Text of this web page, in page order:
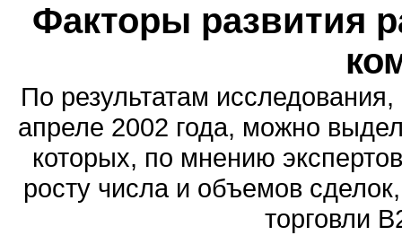
Факторы развития
По результатам
апреле 2002 года, можно
которых, по мнению
росту числа и объемов
торговли